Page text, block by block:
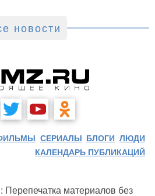
новости
СЕРИАЛЫ БЛОГИ ЛЮДИ
КАЛЕНДАРЬ ПУБЛИКАЦИЙ
Перепечатка материалов без